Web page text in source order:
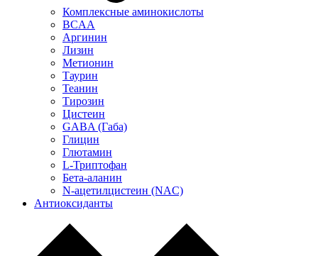
Комплексные аминокислоты
BCAA
Аргинин
Лизин
Метионин
Таурин
Теанин
Тирозин
Цистеин
GABA (Габа)
Глицин
Глютамин
L-Триптофан
Бета-аланин
N-ацетилцистеин (NAC)
Антиоксиданты